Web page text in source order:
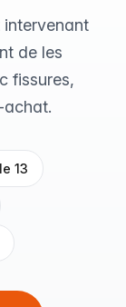
de les
fissures,
achat.
13